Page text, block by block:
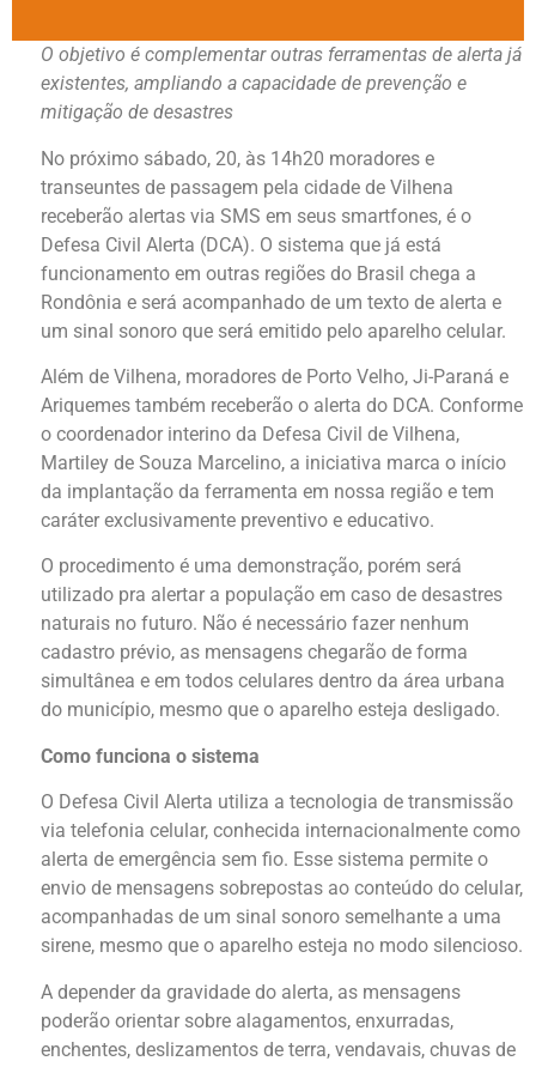
O objetivo é complementar outras ferramentas de alerta já
existentes, ampliando a capacidade de prevenção e
mitigação de desastres
No próximo sábado, 20, às 14h20 moradores e
transeuntes de passagem pela cidade de Vilhena
receberão alertas via SMS em seus smartfones, é o
Defesa Civil Alerta (DCA). O sistema que já está
funcionamento em outras regiões do Brasil chega a
Rondônia e será acompanhado de um texto de alerta e
um sinal sonoro que será emitido pelo aparelho celular.
Além de Vilhena, moradores de Porto Velho, Ji-Paraná e
Ariquemes também receberão o alerta do DCA. Conforme
o coordenador interino da Defesa Civil de Vilhena,
Martiley de Souza Marcelino, a iniciativa marca o início
da implantação da ferramenta em nossa região e tem
caráter exclusivamente preventivo e educativo.
O procedimento é uma demonstração, porém será
utilizado pra alertar a população em caso de desastres
naturais no futuro. Não é necessário fazer nenhum
cadastro prévio, as mensagens chegarão de forma
simultânea e em todos celulares dentro da área urbana
do município, mesmo que o aparelho esteja desligado.
Como funciona o sistema
O Defesa Civil Alerta utiliza a tecnologia de transmissão
via telefonia celular, conhecida internacionalmente como
alerta de emergência sem fio. Esse sistema permite o
envio de mensagens sobrepostas ao conteúdo do celular,
acompanhadas de um sinal sonoro semelhante a uma
sirene, mesmo que o aparelho esteja no modo silencioso.
A depender da gravidade do alerta, as mensagens
poderão orientar sobre alagamentos, enxurradas,
enchentes, deslizamentos de terra, vendavais, chuvas de